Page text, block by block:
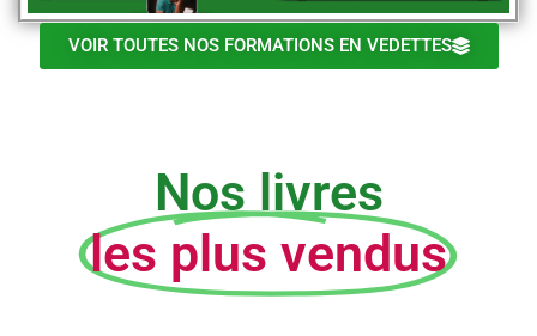
VOIR TOUTES NOS FORMATIONS EN VEDETTES
Nos livres
les plus vendus